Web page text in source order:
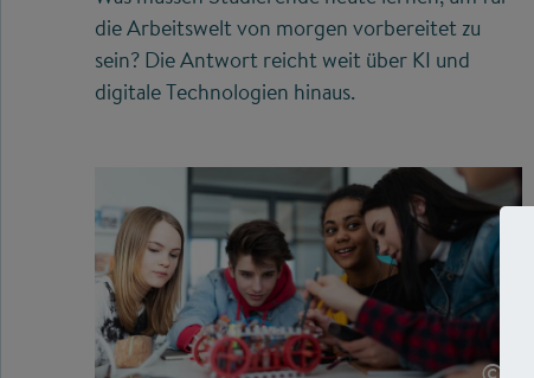
die Arbeitswelt von morgen vorbereitet zu
sein? Die Antwort reicht weit über KI und
digitale Technologien hinaus.